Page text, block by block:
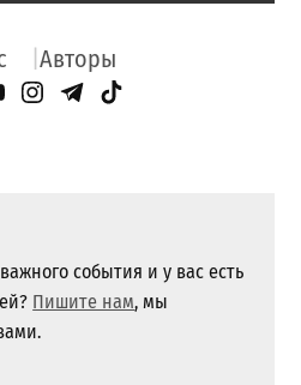
Авторы
Page
Instagram
Telegram
TikTok
события и у вас есть
Пишите нам, мы